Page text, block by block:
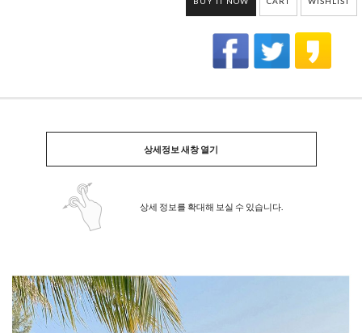
상세정보 새창 열기
상세 정보를 확대해 보실 수 있습니다.